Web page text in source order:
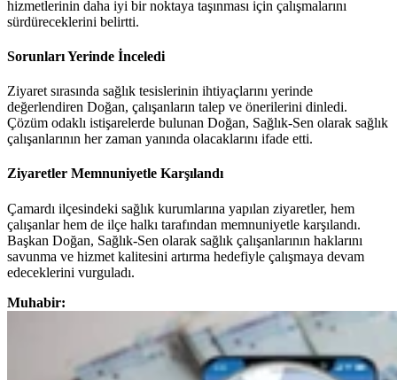
hizmetlerinin daha iyi bir noktaya taşınması için çalışmalarını
sürdüreceklerini belirtti.
Sorunları Yerinde İnceledi
Ziyaret sırasında sağlık tesislerinin ihtiyaçlarını yerinde
değerlendiren Doğan, çalışanların talep ve önerilerini dinledi.
Çözüm odaklı istişarelerde bulunan Doğan, Sağlık-Sen olarak sağlık
çalışanlarının her zaman yanında olacaklarını ifade etti.
Ziyaretler Memnuniyetle Karşılandı
Çamardı ilçesindeki sağlık kurumlarına yapılan ziyaretler, hem
çalışanlar hem de ilçe halkı tarafından memnuniyetle karşılandı.
Başkan Doğan, Sağlık-Sen olarak sağlık çalışanlarının haklarını
savunma ve hizmet kalitesini artırma hedefiyle çalışmaya devam
edeceklerini vurguladı.
Muhabir: